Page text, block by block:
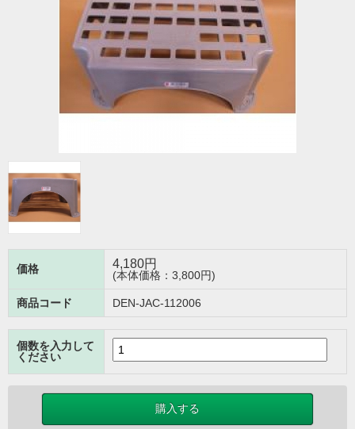
価格 4,180円
(本体価格：3,800円)
商品コード DEN-JAC-112006
個数を入力して
ください